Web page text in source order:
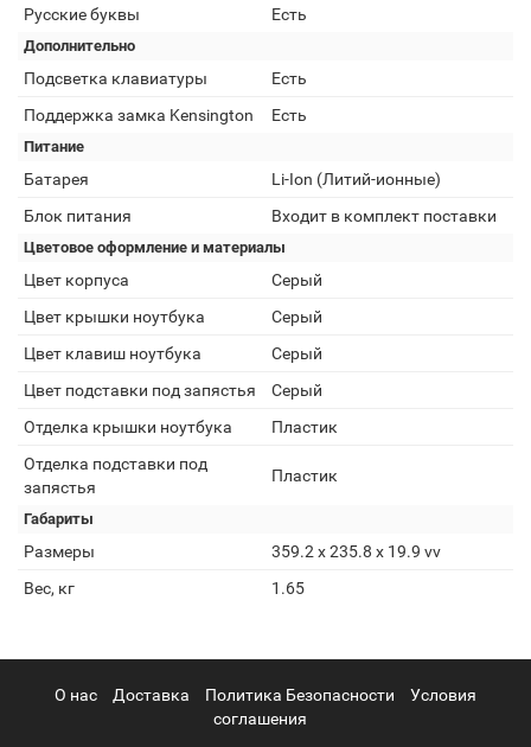
Русские буквы
Есть
Дополнительно
Подсветка клавиатуры
Есть
Поддержка замка Kensington
Есть
Питание
Батарея
Li-Ion (Литий-ионные)
Блок питания
Входит в комплект поставки
Цветовое оформление и материалы
Цвет корпуса
Серый
Цвет крышки ноутбука
Серый
Цвет клавиш ноутбука
Серый
Цвет подставки под запястья
Серый
Отделка крышки ноутбука
Пластик
Отделка подставки под
запястья
Пластик
Габариты
Размеры
359.2 x 235.8 x 19.9 vv
Вес, кг
1.65
О нас Доставка Политика Безопасности
Условия
соглашения